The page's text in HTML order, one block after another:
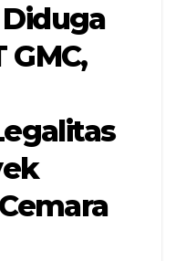
GMC,